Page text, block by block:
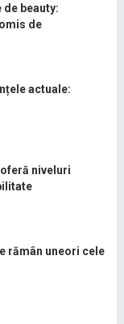
beauty:
de
actuale:
niveluri
rămân uneori cele